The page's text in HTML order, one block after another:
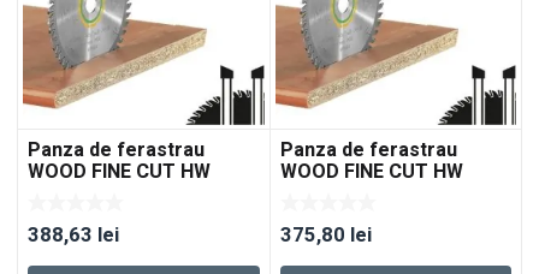
Panza de ferastrau
WOOD FINE CUT HW
388,63 lei
Panza de ferastrau
WOOD FINE CUT HW
375,80 lei